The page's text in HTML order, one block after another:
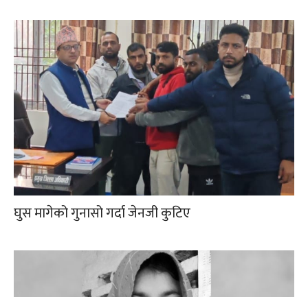
घुस मागेको गुनासो गर्दा जेनजी कुटिए